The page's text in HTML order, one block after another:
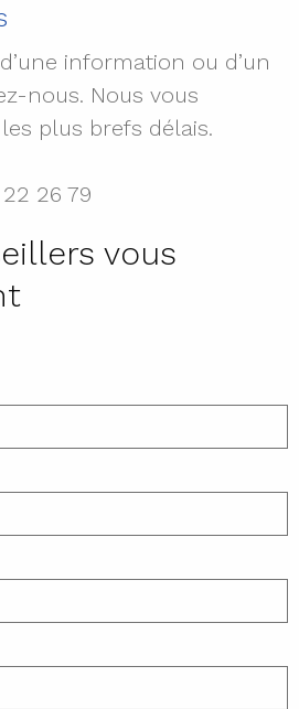
information ou d’un
nous. Nous vous
plus brefs délais.
26 79
vous